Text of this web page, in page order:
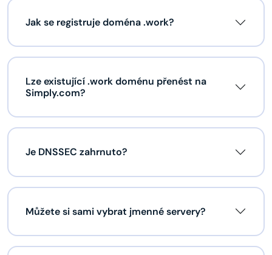
Jak se registruje doména .work?
Lze existující .work doménu přenést na
Simply.com?
Je DNSSEC zahrnuto?
Můžete si sami vybrat jmenné servery?